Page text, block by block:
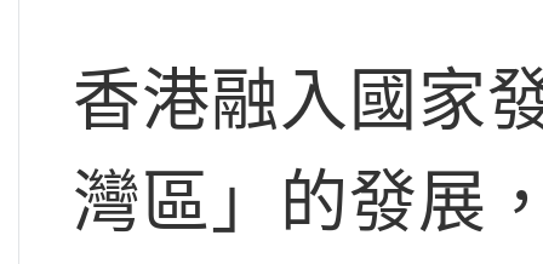
香港融入國家
灣區」的發展